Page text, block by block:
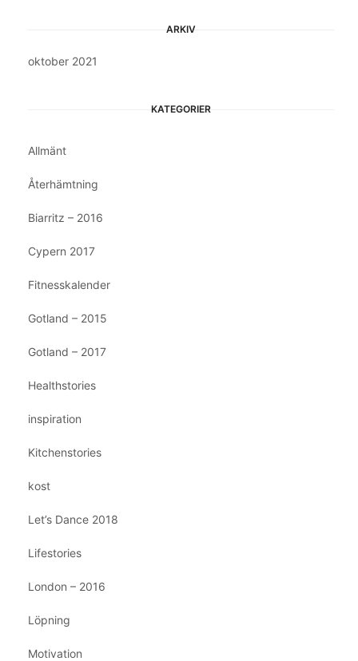
ARKIV
oktober 2021
KATEGORIER
Allmänt
Återhämtning
Biarritz – 2016
Cypern 2017
Fitnesskalender
Gotland – 2015
Gotland – 2017
Healthstories
inspiration
Kitchenstories
kost
Let’s Dance 2018
Lifestories
London – 2016
Löpning
Motivation